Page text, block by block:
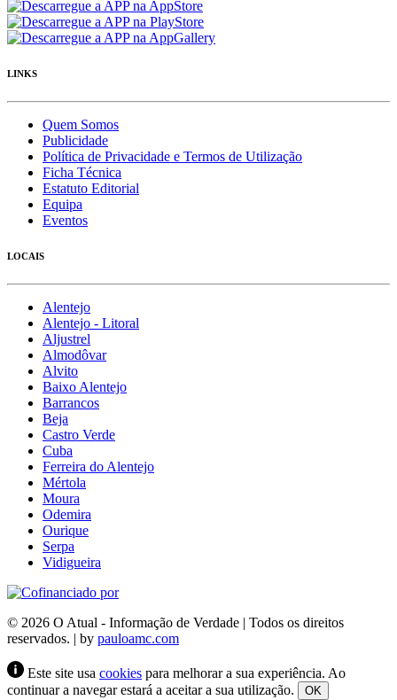
LINKS
Quem Somos
Publicidade
Política de Privacidade e Termos de Utilização
Ficha Técnica
Estatuto Editorial
Equipa
Eventos
LOCAIS
Alentejo
Alentejo - Litoral
Aljustrel
Almodôvar
Alvito
Baixo Alentejo
Barrancos
Beja
Castro Verde
Cuba
Ferreira do Alentejo
Mértola
Moura
Odemira
Ourique
Serpa
Vidigueira
© 2026 O Atual - Informação de Verdade | Todos os direitos
reservados. | by pauloamc.com
Este site usa cookies para melhorar a sua experiência. Ao
continuar a navegar estará a aceitar a sua utilização.
OK